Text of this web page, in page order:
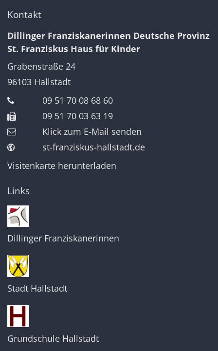
Kontakt
Dillinger Franziskanerinnen Deutsche Provinz
St. Franziskus Haus für Kinder
Grabenstraße 24
96103 Hallstadt
09 51 70 08 68 60
09 51 70 03 63 19
Klick zum E-Mail senden
st-franziskus-hallstadt.de
Visitenkarte herunterladen
Links
Dillinger Franziskanerinnen
Stadt Hallstadt
Grundschule Hallstadt